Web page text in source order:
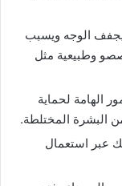
الوجه ويسبب
وطبيعية مثل
الهامة لحماية
من البشرة المختلطة.
عبر استعمال